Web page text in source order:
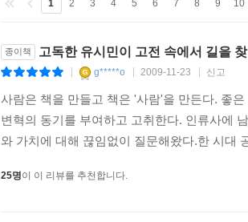
1 2 3 4 5 6 7 8 9 10
종이책 고독한 유시민이 고전 속에서 길을
g*****o 2009-11-23 신고
사람은 책을 만들고 책은 '사람'을 만든다. 좋
변혁의 동기를 부여하고 고취한다. 인류사에
와 가치에 대해 끊임없이 질문해왔다.한 시대
25명이 이 리뷰를 추천합니다.